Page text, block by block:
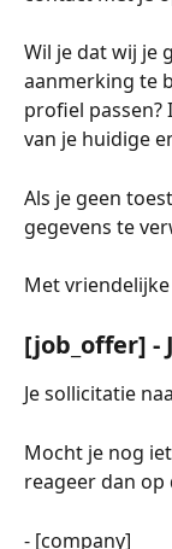
Wil je dat wij je
aanmerking te
profiel passen?
van je huidige
Als je geen
gegevens te
Met
[job_offer] -
Je sollicitatie
Mocht je nog
reageer dan op
- [company]